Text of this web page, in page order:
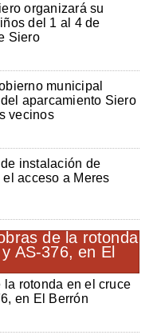
organizará su
del 1 al 4 de
Siero
municipal
aparcamiento Siero
vecinos
instalación de
acceso a Meres
la rotonda en el cruce
en El Berrón